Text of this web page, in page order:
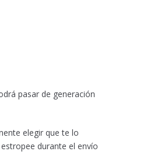
pasar de generación
elegir que te lo
durante el envío